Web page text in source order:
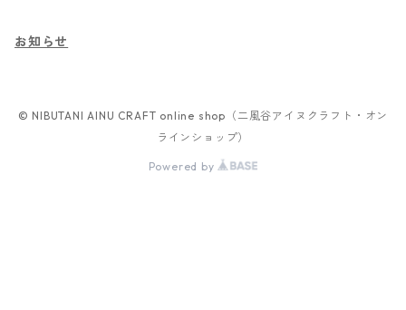
お知らせ
© NIBUTANI AINU CRAFT online shop（二風谷アイヌクラフト・オン
ラインショップ）
Powered by